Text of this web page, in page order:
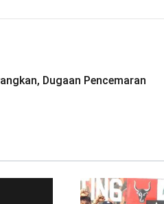
Dugaan Pencemaran